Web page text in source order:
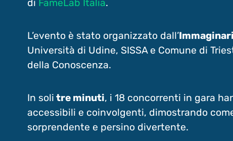
di FameLab Italia.
L’evento è stato organizzato dall’
Università di Udine, SISSA e Comune di
della Conoscenza.
In soli tre minuti, i 18 concorrenti in gara
accessibili e coinvolgenti, dimostrando
sorprendente e persino divertente.